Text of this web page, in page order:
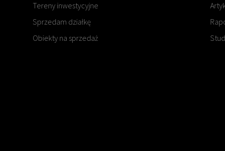
Tereny inwestycyjne
Sprzedam działkę
Obiekty na sprzedaż